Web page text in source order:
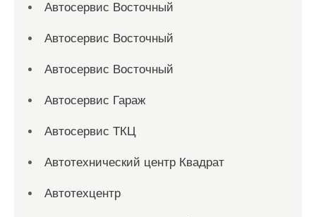
Автосервис Восточный
Автосервис Восточный
Автосервис Восточный
Автосервис Гараж
Автосервис ТКЦ
Автотехнический центр Квадрат
Автотехцентр